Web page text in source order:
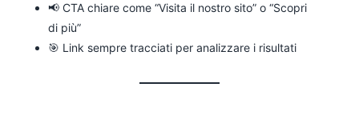
📢 CTA chiare come “Visita il nostro sito” o “Scopri
di più”
🎯 Link sempre tracciati per analizzare i risultati